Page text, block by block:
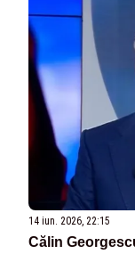
14 iun. 2026, 22:15
Călin